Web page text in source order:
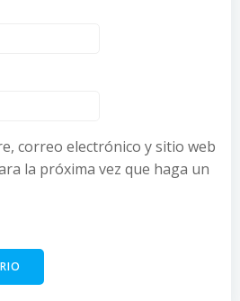
correo electrónico y sitio web
la próxima vez que haga un